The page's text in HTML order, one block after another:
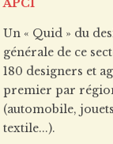
APCI
Un « Quid » du
générale de ce
180 designers et
premier par
(automobile,
textile...).